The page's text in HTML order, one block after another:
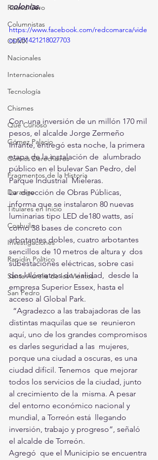
Round Cero
Columnistas
CDMX
Nacionales
Internacionales
Tecnología
Chismes
Qué Curioso
Gómez Palacio
Comics Derechairos
Fragmentos de la Historia
Durango
Titulares en Inicio
Coahuila
Investigaciones
Rapidín Político
Santa Aurelia de los Vientos
San Pedro
colonias.
https://www.facebook.com/redcomarca/vide
os/231421218027703
Con  una inversión de un millón 170 mil
pesos, el alcalde Jorge Zermeño
Infante, entregó esta noche, la primera
etapa de la instalación de  alumbrado
público en el bulevar San Pedro, del
Parque Industrial  Mieleras.
La  dirección de Obras Públicas,
informa que se instalaron 80 nuevas
luminarias tipo LED de180 watts, así
como 38 bases de concreto con
arbotantes dobles, cuatro arbotantes
sencillos de 10 metros de altura y  dos
subestaciones eléctricas, sobre casi
dos kilómetros de vialidad,  desde la
empresa Superior Essex, hasta el
acceso al Global Park.
distintas maquilas que se  reunieron
aquí, uno de los grandes compromisos
es darles seguridad a las  mujeres,
porque una ciudad a oscuras, es una
ciudad difícil. Tenemos  que mejorar
todos los servicios de la ciudad, junto
al crecimiento de la  misma. A pesar
del entorno económico nacional y
mundial, a Torreón está  llegando
inversión, trabajo y progreso”, señaló
el alcalde de Torreón.
Agregó  que el Municipio se encuentra